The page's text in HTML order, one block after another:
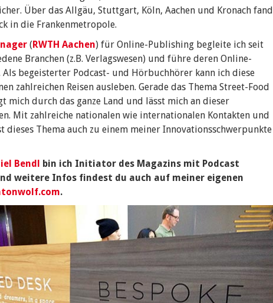
Über das Allgäu, Stuttgart, Köln, Aachen und Kronach fand
in die Frankenmetropole.
(RWTH Aachen) für Online-Publishing begleite ich seit
Branchen (z.B. Verlagswesen) und führe deren Online-
begeisterter Podcast- und Hörbuchhörer kann ich diese
zahlreichen Reisen ausleben. Gerade das Thema Street-Food
mich durch das ganze Land und lässt mich an dieser
Mit zahlreiche nationalen wie internationalen Kontakten und
dieses Thema auch zu einem meiner Innovationsschwerpunkte
Bendl bin ich Initiator des Magazins mit Podcast
weitere Infos findest du auch auf meiner eigenen
.